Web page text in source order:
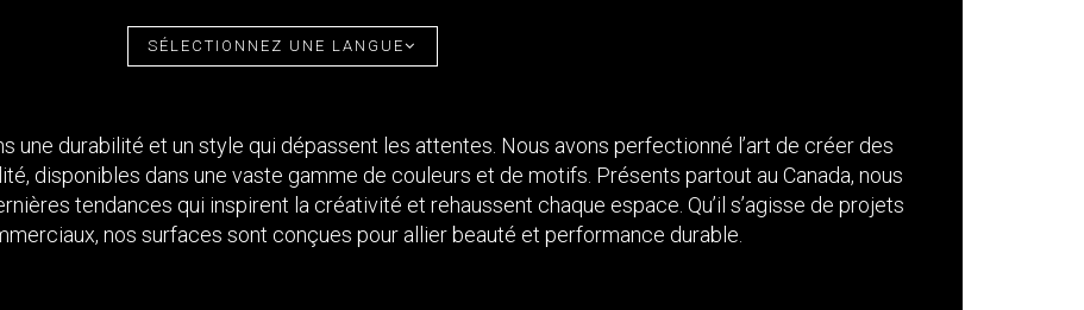
SÉLECTIONNEZ UNE LANGUE
une durabilité et un style qui dépassent les attentes. Nous avons perfectionné l’art de créer des
disponibles dans une vaste gamme de couleurs et de motifs. Présents partout au Canada, nous
tendances qui inspirent la créativité et rehaussent chaque espace. Qu’il s’agisse de projets
nos surfaces sont conçues pour allier beauté et performance durable.